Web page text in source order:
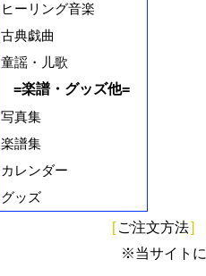
ヒーリング音楽
古典戯曲
童謡・儿歌
=楽譜・グッズ他=
写真集
楽譜集
カレンダー
グッズ
[ ご注文方法]
※当サイトに